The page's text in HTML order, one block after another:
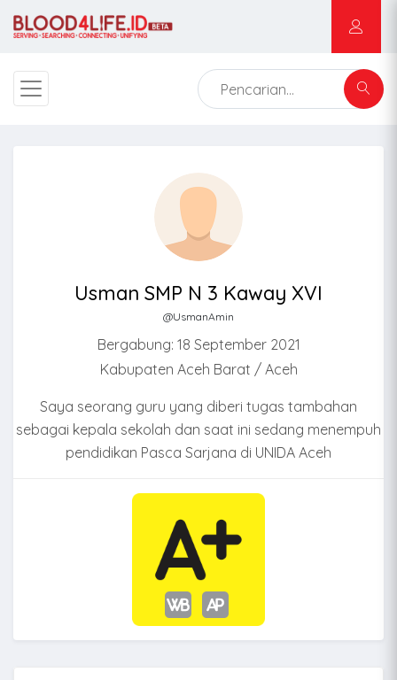
Usman SMP N 3 Kaway XVI
@UsmanAmin
Bergabung: 18 September 2021
Kabupaten Aceh Barat / Aceh
Saya seorang guru yang diberi tugas tambahan
sebagai kepala sekolah dan saat ini sedang menempuh
pendidikan Pasca Sarjana di UNIDA Aceh